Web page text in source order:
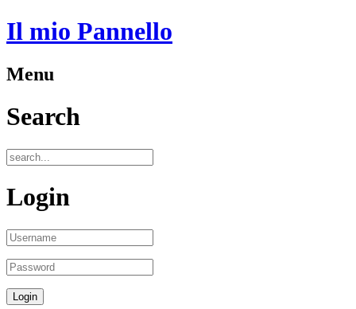
Il mio Pannello
Menu
Search
Login